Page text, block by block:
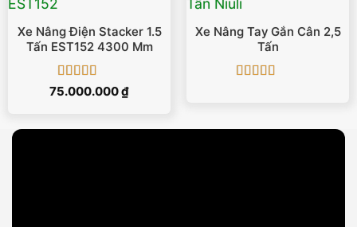
Xe Nâng Điện Stacker 1.5
Tấn EST152 4300 Mm
Được xếp
75.000.000₫
Xe Nâng Tay Gắn Cân 2,5
Tấn